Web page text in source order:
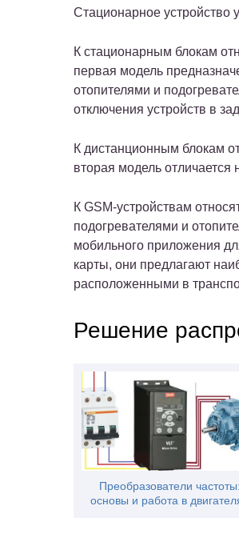
Стационарное устройство
К стационарным блокам
первая модель
отопителями и
отключения устройств в
К дистанционным блокам
вторая модель
К GSM-устройствам
подогревателями и
мобильного приложения
карты, они предлагают
расположенными в
Решение
Преобразователи частоты:
основы и работа в